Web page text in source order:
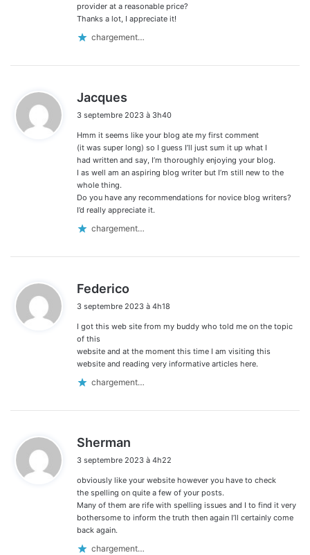
provider at a reasonable price?
Thanks a lot, I appreciate it!
chargement…
Jacques
t
:
3 septembre 2023 à 3h40
Hmm it seems like your blog ate my first comment
(it was super long) so I guess I’ll just sum it up what I
had written and say, I’m thoroughly enjoying your blog.
I as well am an aspiring blog writer but I’m still new to the
whole thing.
Do you have any recommendations for novice blog writers?
I’d really appreciate it.
chargement…
Federico
t
3 septembre 2023 à 4h18
I got this web site from my buddy who told me on the topic
of this
website and at the moment this time I am visiting this
website and reading very informative articles here.
chargement…
Sherman
t
:
3 septembre 2023 à 4h22
obviously like your website however you have to check
the spelling on quite a few of your posts.
Many of them are rife with spelling issues and I to find it very
bothersome to inform the truth then again I’ll certainly come
back again.
chargement…